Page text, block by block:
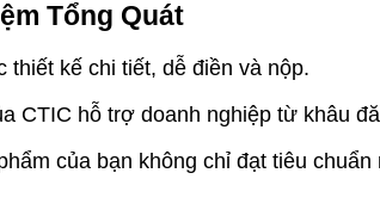
Tổng Quát
kế chi tiết, dễ điền và nộp.
CTIC hỗ trợ doanh nghiệp từ khâu
của bạn không chỉ đạt tiêu